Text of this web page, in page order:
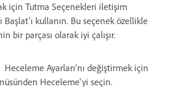
için Tutma Seçenekleri iletişim
Başlat'ı kullanın. Bu seçenek özellikle
bir parçası olarak iyi çalışır.
Heceleme Ayarları'nı değiştirmek için
Heceleme'yi seçin.